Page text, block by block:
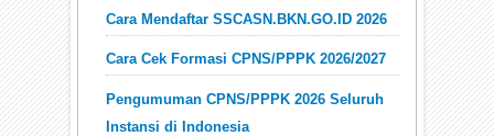
Cara Mendaftar SSCASN.BKN.GO.ID 2026
Cara Cek Formasi CPNS/PPPK 2026/2027
Pengumuman CPNS/PPPK 2026 Seluruh
Instansi di Indonesia